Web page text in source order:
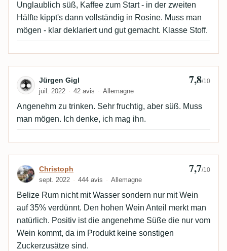
Unglaublich süß, Kaffee zum Start - in der zweiten
Hälfte kippt's dann vollständig in Rosine. Muss man
mögen - klar deklariert und gut gemacht. Klasse Stoff.
Avis de Jürgen Gigl
Jürgen Gigl
juil. 2022 42 avis Allemagne
7,8/10
Angenehm zu trinken. Sehr fruchtig, aber süß. Muss
man mögen. Ich denke, ich mag ihn.
Avis de Christoph
Christoph
sept. 2022 444 avis Allemagne
7,7/10
Belize Rum nicht mit Wasser sondern nur mit Wein
auf 35% verdünnt. Den hohen Wein Anteil merkt man
natürlich. Positiv ist die angenehme Süße die nur vom
Wein kommt, da im Produkt keine sonstigen
Zuckerzusätze sind.